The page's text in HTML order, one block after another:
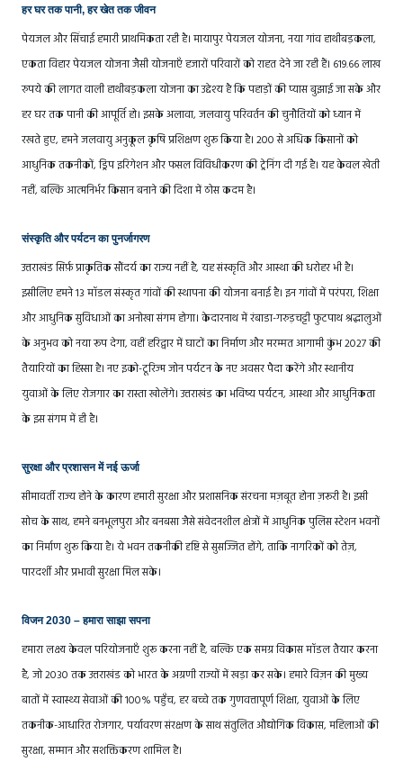
हर घर तक पानी, हर खेत तक जीवन
पेयजल और सिंचाई हमारी प्राथमिकता रही है। मायापुर पेयजल योजना, नया गांव हाथीबड़कला,
एकता विहार पेयजल योजना जैसी योजनाएँ हजारों परिवारों को राहत देने जा रही हैं। 619.66 लाख
रुपये की लागत वाली हाथीबड़कला योजना का उद्देश्य है कि पहाड़ों की प्यास बुझाई जा सके और
हर घर तक पानी की आपूर्ति हो। इसके अलावा, जलवायु परिवर्तन की चुनौतियों को ध्यान में
रखते हुए, हमने जलवायु अनुकूल कृषि प्रशिक्षण शुरू किया है। 200 से अधिक किसानों को
आधुनिक तकनीकों, ड्रिप इरिगेशन और फसल विविधीकरण की ट्रेनिंग दी गई है। यह केवल खेती
नहीं, बल्कि आत्मनिर्भर किसान बनाने की दिशा में ठोस कदम है।
संस्कृति और पर्यटन का पुनर्जागरण
उत्तराखंड सिर्फ़ प्राकृतिक सौंदर्य का राज्य नहीं है, यह संस्कृति और आस्था की धरोहर भी है।
इसीलिए हमने 13 मॉडल संस्कृत गांवों की स्थापना की योजना बनाई है। इन गांवों में परंपरा, शिक्षा
और आधुनिक सुविधाओं का अनोखा संगम होगा। केदारनाथ में रंबाडा-गरुड़चट्टी फुटपाथ श्रद्धालुओं
के अनुभव को नया रूप देगा, वहीं हरिद्वार में घाटों का निर्माण और मरम्मत आगामी कुंभ 2027 की
तैयारियों का हिस्सा है। नए इको-टूरिज्म जोन पर्यटन के नए अवसर पैदा करेंगे और स्थानीय
युवाओं के लिए रोजगार का रास्ता खोलेंगे। उत्तराखंड का भविष्य पर्यटन, आस्था और आधुनिकता
के इस संगम में ही है।
सुरक्षा और प्रशासन में नई ऊर्जा
सीमावर्ती राज्य होने के कारण हमारी सुरक्षा और प्रशासनिक संरचना मज़बूत होना ज़रूरी है। इसी
सोच के साथ, हमने बनभूलपुरा और बनबसा जैसे संवेदनशील क्षेत्रों में आधुनिक पुलिस स्टेशन भवनों
का निर्माण शुरू किया है। ये भवन तकनीकी दृष्टि से सुसज्जित होंगे, ताकि नागरिकों को तेज़,
पारदर्शी और प्रभावी सुरक्षा मिल सके।
विजन 2030 – हमारा साझा सपना
हमारा लक्ष्य केवल परियोजनाएँ शुरू करना नहीं है, बल्कि एक समग्र विकास मॉडल तैयार करना
है, जो 2030 तक उत्तराखंड को भारत के अग्रणी राज्यों में खड़ा कर सके। हमारे विज़न की मुख्य
बातों में स्वास्थ्य सेवाओं की 100% पहुँच, हर बच्चे तक गुणवत्तापूर्ण शिक्षा, युवाओं के लिए
तकनीक-आधारित रोजगार, पर्यावरण संरक्षण के साथ संतुलित औद्योगिक विकास, महिलाओं की
सुरक्षा, सम्मान और सशक्तिकरण शामिल है।